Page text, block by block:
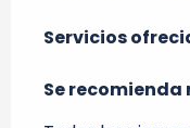
Servicios
Se recomienda